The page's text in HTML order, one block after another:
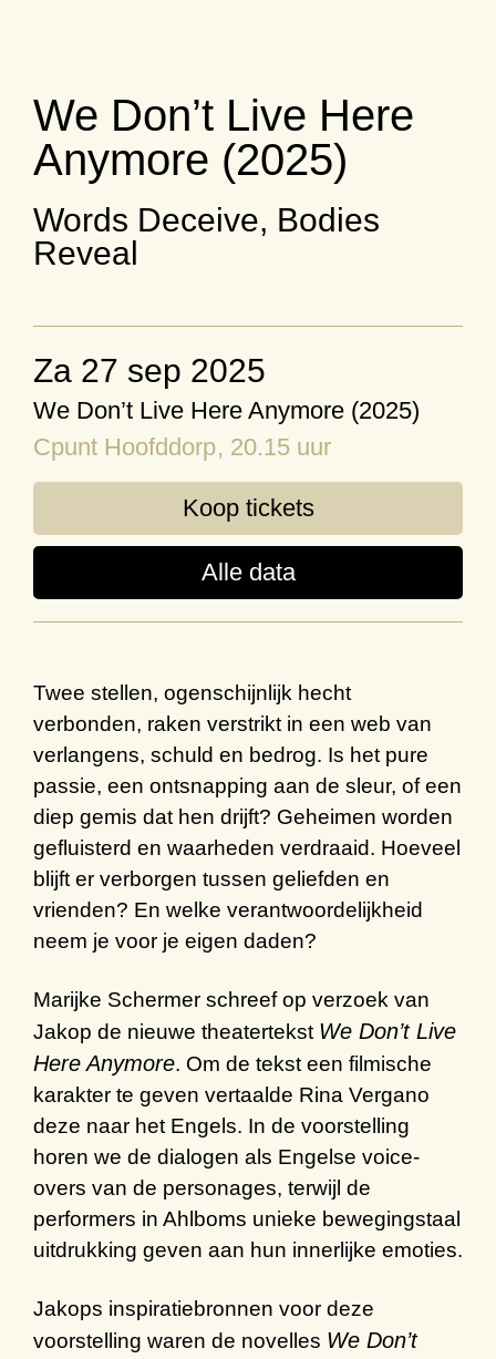
We Don’t Live Here
Anymore (2025)
Words Deceive, Bodies
Reveal
za 27 sep 2025
We Don’t Live Here Anymore (2025)
Cpunt Hoofddorp, 20.15 uur
Koop tickets
Alle data
Twee stellen, ogenschijnlijk hecht
verbonden, raken verstrikt in een web van
verlangens, schuld en bedrog. Is het pure
passie, een ontsnapping aan de sleur, of een
diep gemis dat hen drijft? Geheimen worden
gefluisterd en waarheden verdraaid. Hoeveel
blijft er verborgen tussen geliefden en
vrienden? En welke verantwoordelijkheid
neem je voor je eigen daden?
Marijke Schermer schreef op verzoek van
Jakop de nieuwe theatertekst We Don’t Live
Here Anymore. Om de tekst een filmische
karakter te geven vertaalde Rina Vergano
deze naar het Engels. In de voorstelling
horen we de dialogen als Engelse voice-
overs van de personages, terwijl de
performers in Ahlboms unieke bewegingstaal
uitdrukking geven aan hun innerlijke emoties.
Jakops inspiratiebronnen voor deze
voorstelling waren de novelles We Don’t